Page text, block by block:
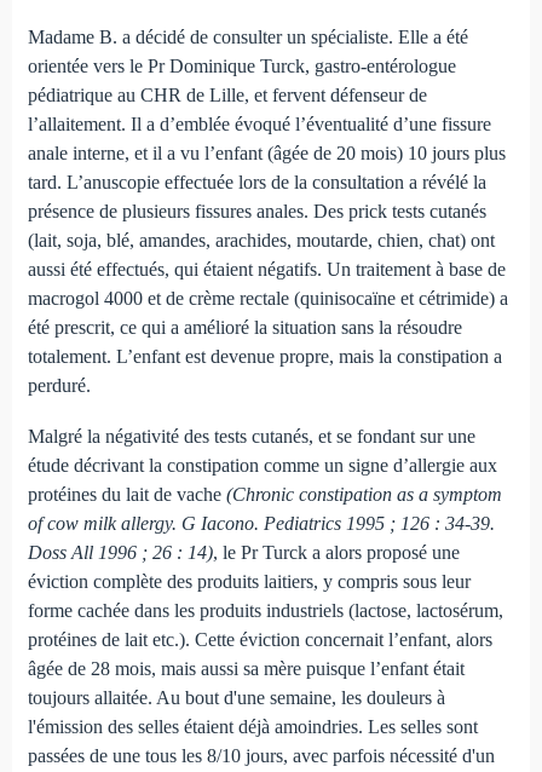
Madame B. a décidé de consulter un spécialiste. Elle a été
orientée vers le Pr Dominique Turck, gastro-entérologue
pédiatrique au CHR de Lille, et fervent défenseur de
l’allaitement. Il a d’emblée évoqué l’éventualité d’une fissure
anale interne, et il a vu l’enfant (âgée de 20 mois) 10 jours plus
tard. L’anuscopie effectuée lors de la consultation a révélé la
présence de plusieurs fissures anales. Des prick tests cutanés
(lait, soja, blé, amandes, arachides, moutarde, chien, chat) ont
aussi été effectués, qui étaient négatifs. Un traitement à base de
macrogol 4000 et de crème rectale (quinisocaïne et cétrimide) a
été prescrit, ce qui a amélioré la situation sans la résoudre
totalement. L’enfant est devenue propre, mais la constipation a
perduré.
Malgré la négativité des tests cutanés, et se fondant sur une
étude décrivant la constipation comme un signe d’allergie aux
protéines du lait de vache (Chronic constipation as a symptom
of cow milk allergy. G Iacono. Pediatrics 1995 ; 126 : 34-39.
Doss All 1996 ; 26 : 14), le Pr Turck a alors proposé une
éviction complète des produits laitiers, y compris sous leur
forme cachée dans les produits industriels (lactose, lactosérum,
protéines de lait etc.). Cette éviction concernait l’enfant, alors
âgée de 28 mois, mais aussi sa mère puisque l’enfant était
toujours allaitée. Au bout d'une semaine, les douleurs à
l'émission des selles étaient déjà amoindries. Les selles sont
passées de une tous les 8/10 jours, avec parfois nécessité d'un